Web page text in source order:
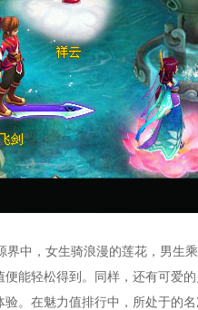
中，女生骑浪漫的莲花，男生
便能轻松得到。同样，还有可爱
验。在魅力值排行中，所处于的